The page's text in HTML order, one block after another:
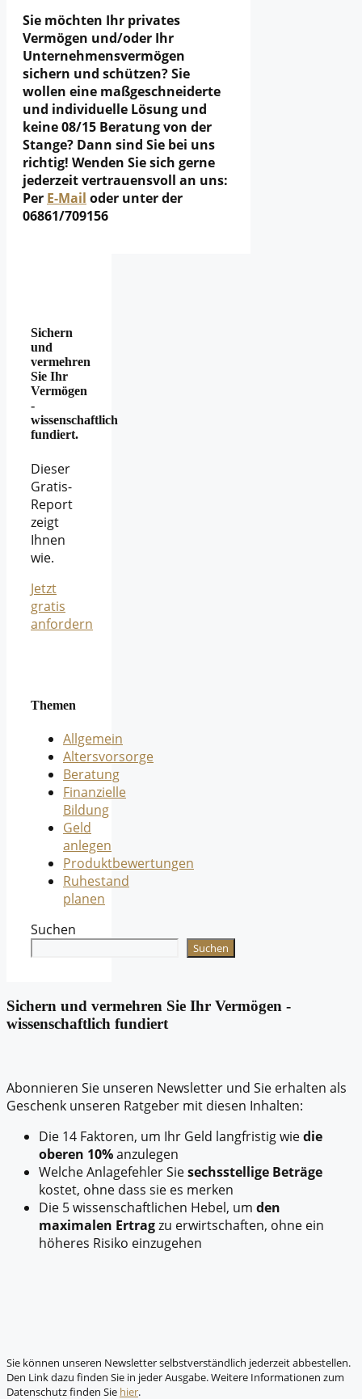
Sie möchten Ihr privates
Vermögen und/oder Ihr
Unternehmensvermögen
sichern und schützen? Sie
wollen eine maßgeschneiderte
und individuelle Lösung und
keine 08/15 Beratung von der
Stange? Dann sind Sie bei uns
richtig! Wenden Sie sich gerne
jederzeit vertrauensvoll an uns:
Per E-Mail oder unter der
06861/709156
Sichern
und
vermehren
Sie Ihr
Vermögen
-
wissenschaftlich
fundiert.
Dieser
Gratis-
Report
zeigt
Ihnen
wie.
Jetzt
gratis
anfordern
Themen
Allgemein
Altersvorsorge
Beratung
Finanzielle
Bildung
Geld
anlegen
Produktbewertungen
Ruhestand
planen
Suchen
Suchen
Sichern und vermehren Sie Ihr Vermögen -
wissenschaftlich fundiert
Abonnieren Sie unseren Newsletter und Sie erhalten als
Geschenk unseren Ratgeber mit diesen Inhalten:
Die 14 Faktoren, um Ihr Geld langfristig wiedie
oberen 10%anzulegen
Welche Anlagefehler Siesechsstellige Beträge
kostet, ohne dass sie es merken
Die 5 wissenschaftlichen Hebel, um den
maximalen Ertragzu erwirtschaften, ohne ein
höheres Risiko einzugehen
Sie können unseren Newsletter selbstverständlich jederzeit abbestellen.
Den Link dazu finden Sie in jeder Ausgabe. Weitere Informationen zum
Datenschutz finden Sie hier.